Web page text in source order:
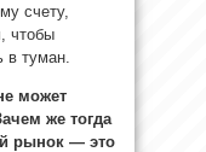
счету,
чтобы
в туман.
может
же тогда
рынок — это